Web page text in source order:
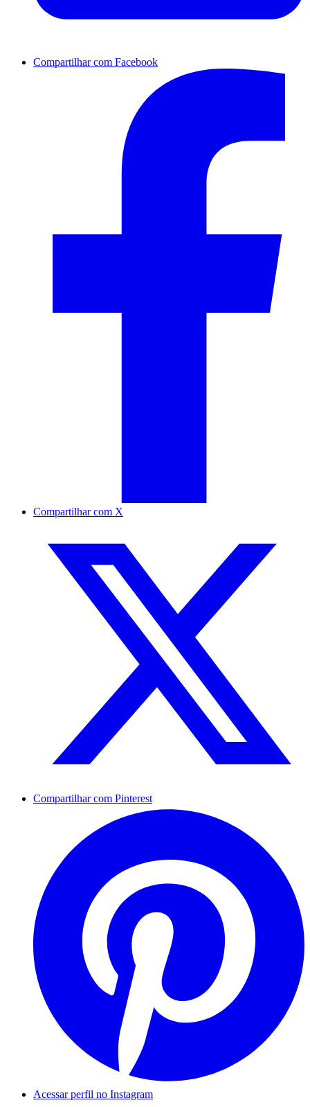
Compartilhar com Facebook
Compartilhar com X
Compartilhar com Pinterest
Acessar perfil no Instagram